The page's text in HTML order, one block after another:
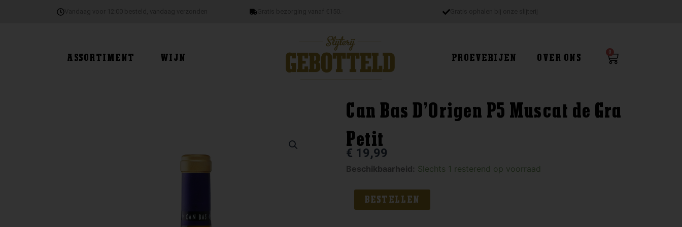
ASSORTIMENT WIJN PROEVERIJEN OVER ONS
0
Winkelwagen
Can Bas D’Origen P5 Muscat de Gra
Petit
€ 19,99
Beschikbaarheid: Slechts 1 resterend op voorraad
Can
D'Origen
P5
BESTELLEN